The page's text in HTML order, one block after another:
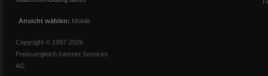
Ansicht wählen: Mobile
Copyright © 1997-2026
Preisvergleich Internet Services
AG